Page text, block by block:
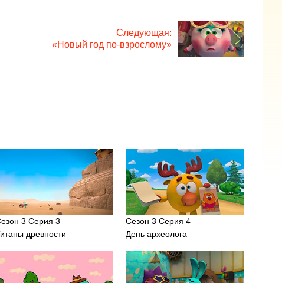
Следующая:
«Новый год по-взрослому»
3 Серия 3
древности
Сезон 3 Серия 4
День археолога